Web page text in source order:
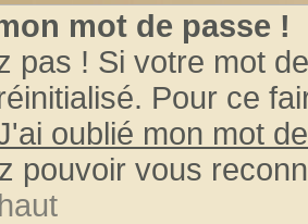
mot de passe !
pas ! Si votre mot
Pour ce
oublié mon mot
pouvoir vous